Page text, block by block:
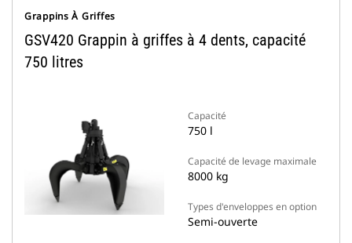
Grappins À Griffes
GSV420 Grappin à griffes à 4 dents, capacité
750 litres
Capacité
750 l
Capacité de levage maximale
8000 kg
Types d'enveloppes en option
Semi-ouverte